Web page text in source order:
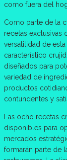
como fuera del
Como parte de la
recetas exclusivas
versatilidad de
característico
diseñados para
variedad de
productos
contundentes y
Las ocho recetas
disponibles para
mercados
formarán parte de